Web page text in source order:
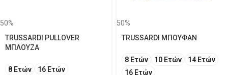
50%
TRUSSARDI PULLOVER
ΜΠΛΟΥΖΑ
8 Ετών 16 Ετών
50%
TRUSSARDI ΜΠΟΥΦΑΝ
8 Ετών 10 Ετών
14 Ετών
16 Ετών